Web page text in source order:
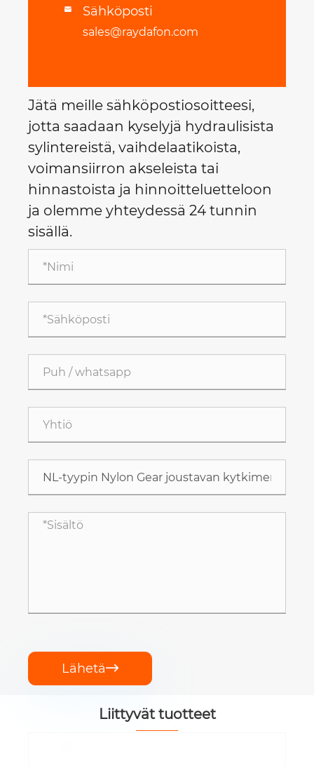
 Sähköposti
sales@raydafon.com
Jätä meille sähköpostiosoitteesi,
jotta saadaan kyselyjä hydraulisista
sylintereistä, vaihdelaatikoista,
voimansiirron akseleista tai
hinnastoista ja hinnoitteluetteloon
ja olemme yhteydessä 24 tunnin
sisällä.
Lähetä
Liittyvät tuotteet